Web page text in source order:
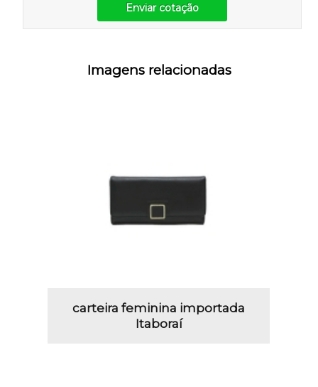
Enviar cotação
Imagens relacionadas
carteira feminina importada
Itaboraí